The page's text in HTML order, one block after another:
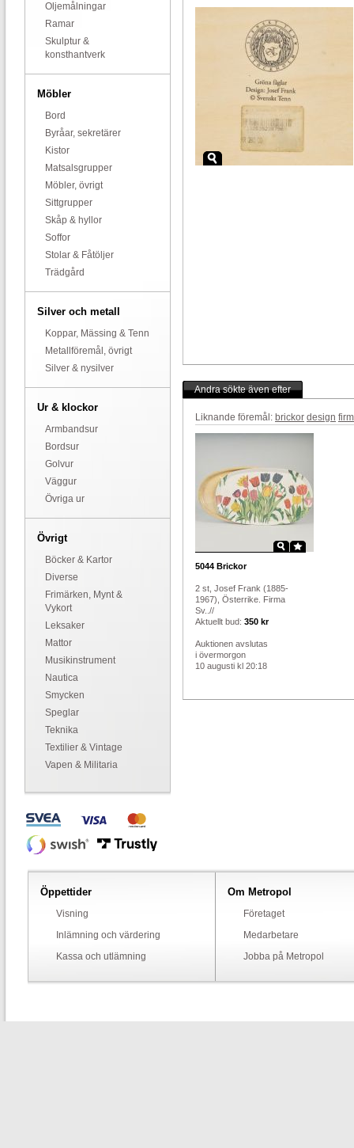
Oljemålningar
Ramar
Skulptur &
konsthantverk
Möbler
Bord
Byråar, sekretärer
Kistor
Matsalsgrupper
Möbler, övrigt
Sittgrupper
Skåp & hyllor
Soffor
Stolar & Fåtöljer
Trädgård
Silver och metall
Koppar, Mässing & Tenn
Metallföremål, övrigt
Silver & nysilver
Ur & klockor
Armbandsur
Bordsur
Golvur
Väggur
Övriga ur
Övrigt
Böcker & Kartor
Diverse
Frimärken, Mynt &
Vykort
Leksaker
Mattor
Musikinstrument
Nautica
Smycken
Speglar
Teknika
Textilier & Vintage
Vapen & Militaria
Andra sökte även efter
Liknande föremål: brickor design
5044 Brickor
2 st, Josef Frank (1885-
1967), Österrike. Firma
Sv..//
Aktuellt bud: 350 kr
Auktionen avslutas
i övermorgon
10 augusti kl 20:18
Öppettider
Visning
Inlämning och värdering
Kassa och utlämning
Om Metropol
Företaget
Medarbetare
Jobba på Metropol